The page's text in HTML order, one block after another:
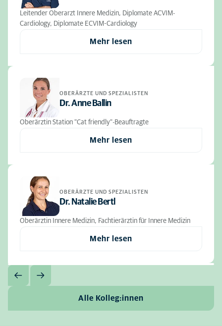
Leitender Oberarzt Innere Medizin, Diplomate ACVIM-
Cardiology, Diplomate ECVIM-Cardiology
Mehr lesen
OBERÄRZTE UND SPEZIALISTEN
Dr. Anne Ballin
Oberärztin Station "Cat friendly"-Beauftragte
Mehr lesen
OBERÄRZTE UND SPEZIALISTEN
Dr. Natalie Bertl
Oberärztin Innere Medizin, Fachtierärztin für Innere Medizin
Mehr lesen
Alle Kolleg:innen